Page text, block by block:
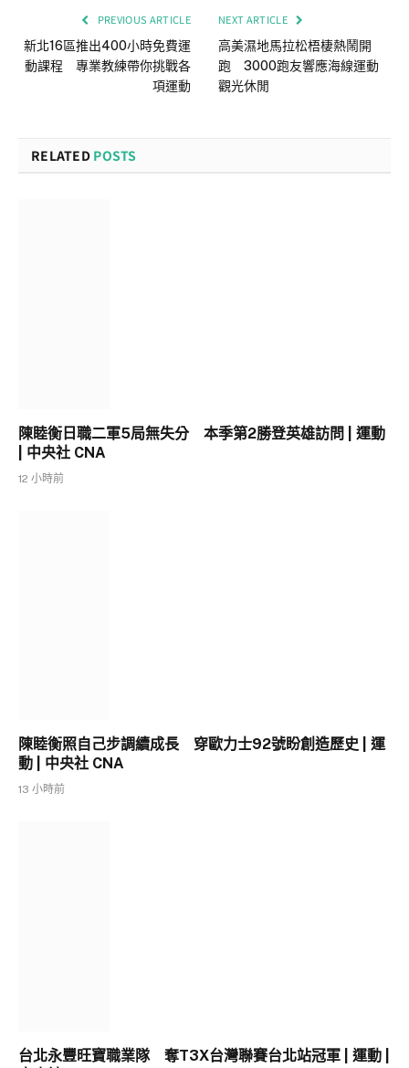
PREVIOUS ARTICLE
新北16區推出400小時免費運
動課程 專業教練帶你挑戰各
項運動
NEXT ARTICLE
高美濕地馬拉松梧棲熱鬧開
跑 3000跑友響應海線運動
觀光休閒
RELATED POSTS
陳睦衡日職二軍5局無失分 本季第2勝登英雄訪問 | 運動
| 中央社 CNA
12 小時前
陳睦衡照自己步調續成長 穿歐力士92號盼創造歷史 | 運
動 | 中央社 CNA
13 小時前
台北永豐旺寶職業隊 奪T3X台灣聯賽台北站冠軍 | 運動 |